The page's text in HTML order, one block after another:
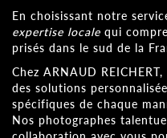
En choisissant notre
expertise locale qui
prisés dans le sud de la
Chez ARNAUD
des solutions
spécifiques de chaque
Nos photographes